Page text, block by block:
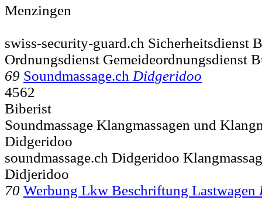
Menzingen
swiss-security-guard.ch Sicherheitsdienst
Ordnungsdienst Gemeideordnungsdienst
69 Soundmassage.ch Didgeridoo
4562
Biberist
Soundmassage Klangmassagen und
Didgeridoo
soundmassage.ch Didgeridoo
Didjeridoo
70 Werbung Lkw Beschriftung Lastwagen